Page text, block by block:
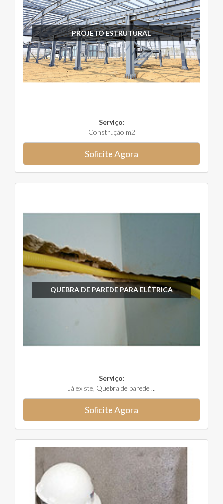
PROJETO ESTRUTURAL
Serviço:
Construção m2
Solicite Agora
QUEBRA DE PAREDE PARA ELÉTRICA
Serviço:
Já existe, Quebra de parede ...
Solicite Agora